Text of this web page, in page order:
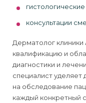
консультации
Дерматолог
квалификацию и
диагностики и
специалист
на обследование
каждый конкретный